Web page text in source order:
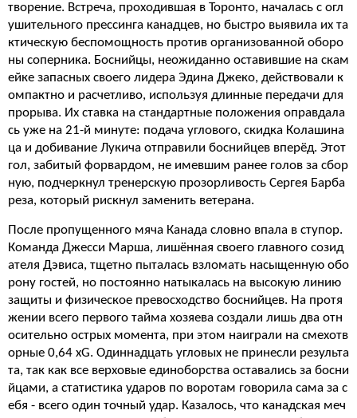
творение. Встреча, проходившая в Торонто, началась с огл
ушительного прессинга канадцев, но быстро выявила их та
ктическую беспомощность против организованной оборо
ны соперника. Боснийцы, неожиданно оставившие на скам
ейке запасных своего лидера Эдина Джеко, действовали к
омпактно и расчетливо, используя длинные передачи для
прорыва. Их ставка на стандартные положения оправдала
сь уже на 21-й минуте: подача углового, скидка Колашина
ца и добивание Лукича отправили боснийцев вперёд. Этот
гол, забитый форвардом, не имевшим ранее голов за сбор
ную, подчеркнул тренерскую прозорливость Сергея Барба
реза, который рискнул заменить ветерана.
После пропущенного мяча Канада словно впала в ступор.
Команда Джесси Марша, лишённая своего главного созид
ателя Дэвиса, тщетно пыталась взломать насыщенную обо
рону гостей, но постоянно натыкалась на высокую линию
защиты и физическое превосходство боснийцев. На протя
жении всего первого тайма хозяева создали лишь два отн
осительно острых момента, при этом наиграли на смехотв
орные 0,64 xG. Одиннадцать угловых не принесли результа
та, так как все верховые единоборства оставались за босни
йцами, а статистика ударов по воротам говорила сама за с
ебя - всего один точный удар. Казалось, что канадская меч